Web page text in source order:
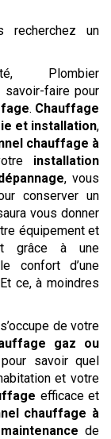
recherchez un
Plombier
faire pour
. Chauffage
et installation,
chauffage à
installation
, vous
conserver un
vous donner
équipement et
grâce à une
confort d’une
ce, à moindres
s’occupe de votre
gaz ou
savoir quel
et votre
efficace et
chauffage à
de